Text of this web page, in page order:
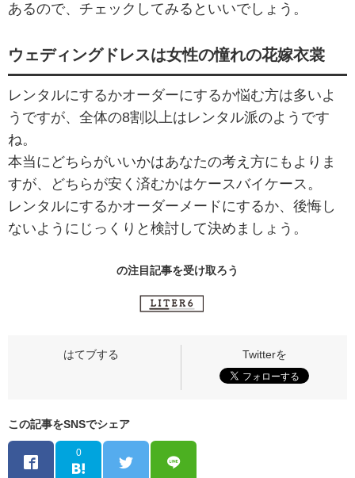
あるので、チェックしてみるといいでしょう。
ウェディングドレスは女性の憧れの花嫁衣裳
レンタルにするかオーダーにするか悩む方は多いよ
うですが、全体の8割以上はレンタル派のようです
ね。
本当にどちらがいいかはあなたの考え方にもよりま
すが、どちらが安く済むかはケースバイケース。
レンタルにするかオーダーメードにするか、後悔し
ないようにじっくりと検討して決めましょう。
の注目記事を受け取ろう
この記事をSNSでシェア
0